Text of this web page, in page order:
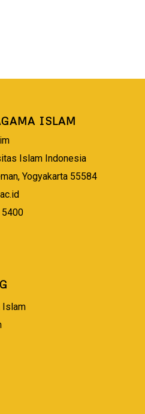
ISLAM
Islam Indonesia
Yogyakarta 55584
5400
Islam